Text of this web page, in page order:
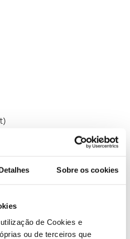
Sobre os cookies
de Cookies e
ou de terceiros que
Club